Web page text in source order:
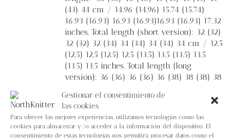
Gestionar el consentimiento de
las cookies
Para ofrecer las mejores experiencias, utilizamos tecnologías como las
cookies para almacenar y/o acceder a la información del dispositivo. El
consentimiento de estas tecnologías nos permitirá procesar datos como el
(43) 44 cm / 14.96 (14.96) 15.74 (15.74)
16.93 (16.93) 16.93 (16.93)16.93 (16.93) 17.32
inches. Total length (short version): 32 (32)
32 (32) 32 (34) 34 (34) 34 (34) 34 cm / 12.5
(12.5) 12.5 (12.5) 12.5 (13.5) 13.5 (13.5) 13.5
(13.5) 13.5 inches. Total length (long
versión): 36 (36) 36 (36) 36 (38) 38 (38) 38
14.25 (15) 15 (15) 15
(15) 15 inches.
Yarn
Nadir by Lalanalú.
380 m / 100 g; 415 yards / 3.53 oz 100%
Spanish Merino Wool undyed, from the